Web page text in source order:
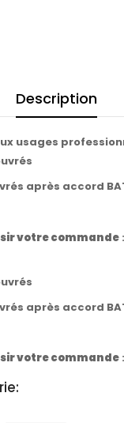
Description
usages
après accord
votre commande :
après accord
votre commande :